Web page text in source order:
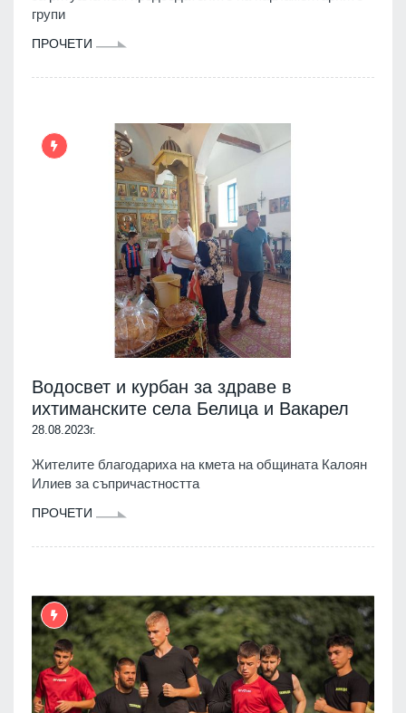
групи
ПРОЧЕТИ
Водосвет и курбан за здраве в
ихтиманските села Белица и Вакарел
28.08.2023г.
Жителите благодариха на кмета на общината Калоян
Илиев за съпричастността
ПРОЧЕТИ